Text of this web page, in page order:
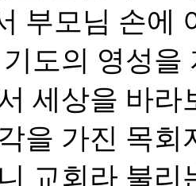
부모님 손에
도의 영성
세상을 바
을 가진 목회
교회라 불